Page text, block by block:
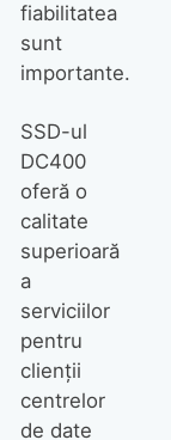
fiabilitatea
sunt
importante.
SSD-ul
DC400
oferă o
calitate
superioară
a
serviciilor
pentru
clienții
centrelor
de date